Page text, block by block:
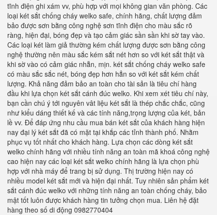
tĩnh điện ghi xám vv, phù hợp với mọi không gian văn phòng. Các
loại két sắt chống cháy welko safe, chính hãng, chất lượng đảm
bảo được sơn bằng công nghệ sơn tĩnh điện cho màu sắc rõ
ràng, hiện đại, bóng đẹp và tạo cảm giác sần sần khi sờ tay vào.
Các loại két làm giả thường kém chất lượng được sơn bằng công
nghệ thường nên màu sắc kém sắt nét hơn so với két sắt thật và
khi sờ vào có cảm giác nhẵn, mịn. két sắt chống cháy welko safe
có màu sắc sắc nét, bóng đẹp hơn hẳn so với két sắt kém chất
lượng. Khả năng đảm bảo an toàn cho tài sản là tiêu chí hàng
đầu khi lựa chọn két sắt cánh đúc welko. Khi xem xét tiêu chí này,
bạn cần chú ý tới nguyên vât liệu két sắt là thép chắc chắc, cũng
như kiểu dáng thiết kế và các tính năng,trọng lượng của két, bản
lề vv. Để đáp ứng nhu cầu mua bán két sắt của khách hàng hiện
nay đại lý két sắt đã có mặt tại khắp các tỉnh thành phố. Nhằm
phục vụ tốt nhất cho khách hàng. Lựa chọn các dòng két sắt
welko chính hãng với nhiều tính năng an toàn mã khoá công nghệ
cao hiện nay các loại két sắt welko chính hãng là lựa chọn phù
hợp với nhà máy để trang bị sử dụng. Thị trường hiện nay có
nhiều model két sắt mới và hiện đại nhất. Tuy nhiên sản phẩm két
sắt cánh đúc welko với những tính năng an toàn chống cháy, bảo
mật tốt luôn được khách hàng tin tưởng chọn mua. Liên hệ đặt
hàng theo số di động 0982770404